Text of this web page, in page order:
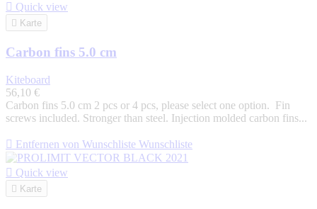
 Quick view
 Karte
Carbon fins 5.0 cm
Kiteboard
56,10 €
Carbon fins 5.0 cm 2 pcs or 4 pcs, please select one option. Fin
screws included. Stronger than steel. Injection molded carbon fins...
 Entfernen von Wunschliste Wunschliste
 Quick view
 Karte